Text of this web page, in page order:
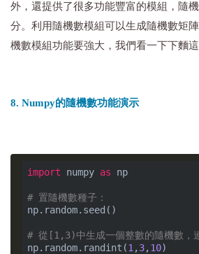
外，還提供了很多功能豐富的模組，隨
分。利用隨機數模組可以生成隨機數矩
機數模組功能要強大，我們看一下下麵這
8. Numpy的隨機數功能演示
import numpy as np
# 置隨機數種子：
np.random.seed()
# 從[1,3)中生成一個整數的隨機數，
np.random.randint(1 , 3, 10